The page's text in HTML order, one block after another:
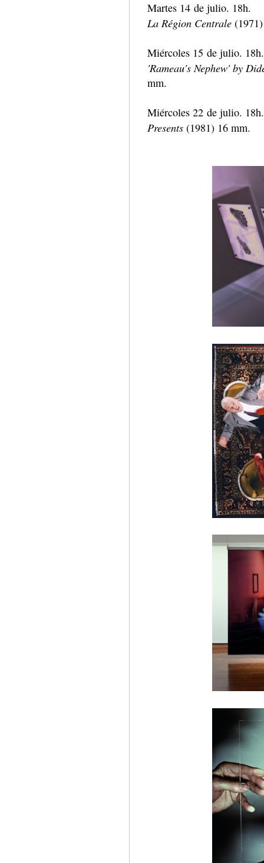
Martes 14 de julio. 18h.
La Région Centrale
Miércoles 15 de julio. 18h.
'Rameau's Nephew' by
mm.
Miércoles 22 de julio. 18h.
Presents (1981) 16 mm.